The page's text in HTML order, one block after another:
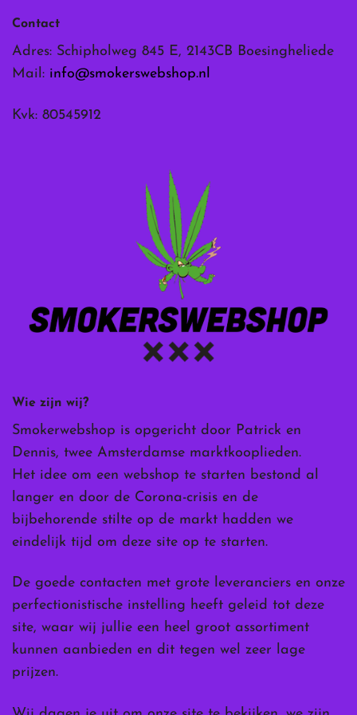
Wie zijn wij?
Smokerwebshop is opgericht door Patrick en
Dennis, twee Amsterdamse marktkooplieden.
Het idee om een webshop te starten bestond al
langer en door de Corona-crisis en de
bijbehorende stilte op de markt hadden we
eindelijk tijd om deze site op te starten.
De goede contacten met grote leveranciers en onze
perfectionistische instelling heeft geleid tot deze
site, waar wij jullie een heel groot assortiment
kunnen aanbieden en dit tegen wel zeer lage
prijzen.
Contact
Adres: Schipholweg 845 E, 2143CB Boesingheliede
Mail: info@smokerswebshop.nl
Kvk: 80545912